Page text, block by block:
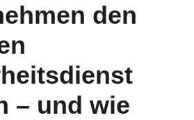
den
– und wie